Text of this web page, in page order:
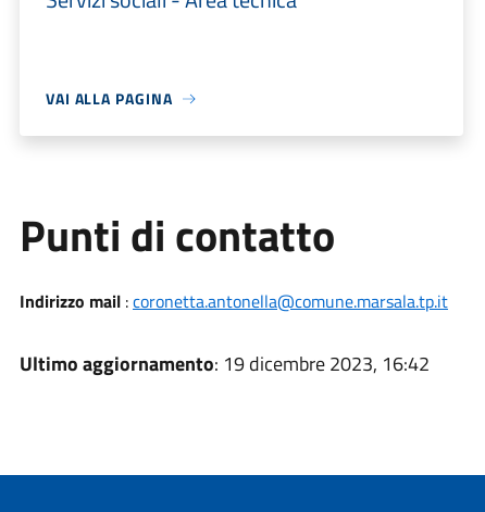
VAI ALLA PAGINA
Punti di contatto
Indirizzo mail:coronetta.antonella@comune.marsala.tp.it
Ultimo aggiornamento: 19 dicembre 2023, 16:42